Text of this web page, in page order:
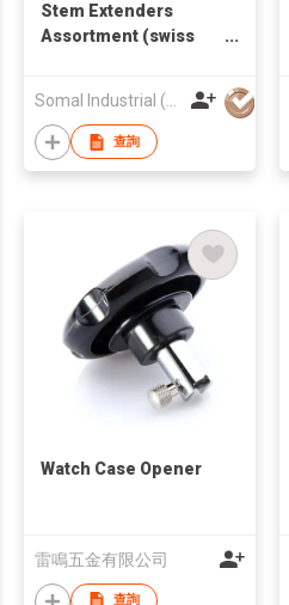
Stem Extenders
Assortment (swiss
Somal Industrial (HK) Ltd
查詢
Watch Case Opener
雷鳴五金有限公司
查詢